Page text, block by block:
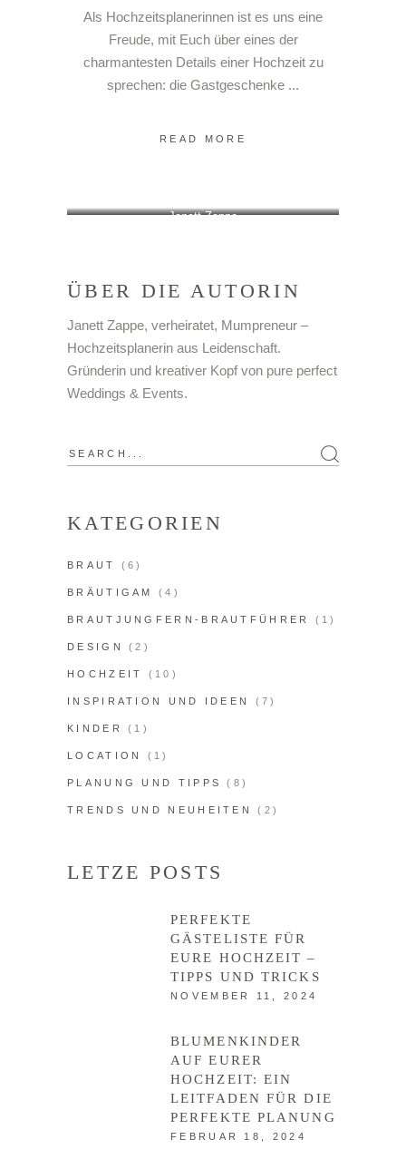
Als Hochzeitsplanerinnen ist es uns eine
Freude, mit Euch über eines der
charmantesten Details einer Hochzeit zu
sprechen: die Gastgeschenke
READ MORE
Janett Zappe
ÜBER DIE AUTORIN
Janett Zappe, verheiratet, Mumpreneur –
Hochzeitsplanerin aus Leidenschaft.
Gründerin und kreativer Kopf von pure perfect
Weddings & Events.
Search
KATEGORIEN
BRAUT (6)
BRÄUTIGAM (4)
BRAUTJUNGFERN-BRAUTFÜHRER (1)
DESIGN (2)
HOCHZEIT (10)
INSPIRATION UND IDEEN (7)
KINDER (1)
LOCATION (1)
PLANUNG UND TIPPS (8)
TRENDS UND NEUHEITEN (2)
LETZE POSTS
PERFEKTE
GÄSTELISTE FÜR
EURE HOCHZEIT –
TIPPS UND TRICKS
NOVEMBER 11, 2024
BLUMENKINDER
AUF EURER
HOCHZEIT: EIN
LEITFADEN FÜR DIE
PERFEKTE PLANUNG
FEBRUAR 18, 2024